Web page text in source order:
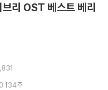
리 OST 베스트 베리
134주